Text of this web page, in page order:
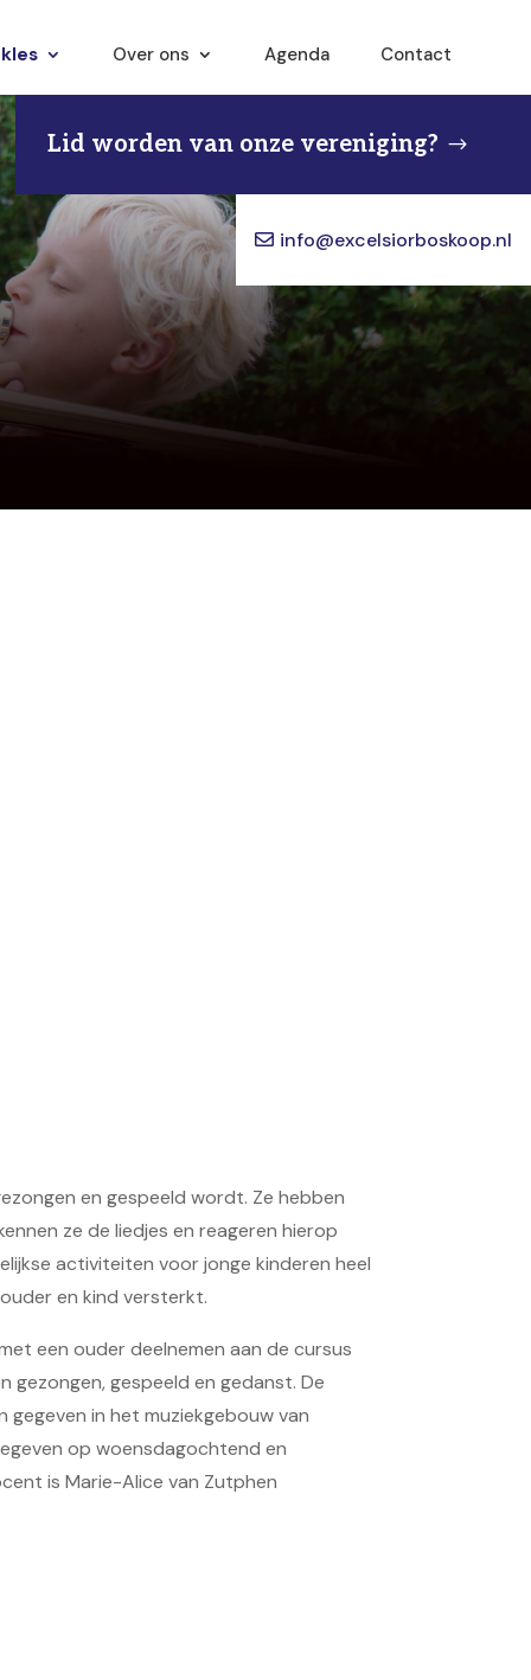
Over ons Agenda Contact
Lid worden van onze vereniging?
info@excelsiorboskoop.nl
en gespeeld wordt. Ze hebben
ze de liedjes en reageren hierop
activiteiten voor jonge kinderen heel
en kind versterkt.
een ouder deelnemen aan de cursus
gespeeld en gedanst. De
in het muziekgebouw van
op woensdagochtend en
is Marie-Alice van Zutphen